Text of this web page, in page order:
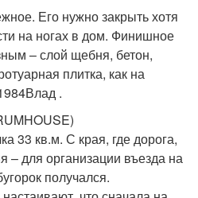
Его нужно закрыть хотя
на ногах в дом. Финишное
– слой щебня, бетон,
плитка, как на
.
33 кв.м. С края, где дорога,
для организации въезда на
получался.